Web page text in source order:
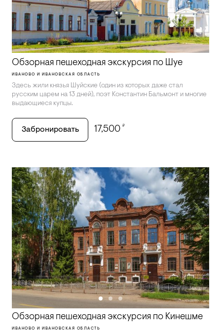
Обзорная пешеходная экскурсия по Шуе
ИВАНОВО И ИВАНОВСКАЯ ОБЛАСТЬ
Здесь жили князья Шуйские (один из которых даже стал
русским царем на 13 дней), поэт Константин Бальмонт и многие
выдающиеся купцы.
Забронировать 17,500 ₽
Обзорная пешеходная экскурсия по Кинешме
ИВАНОВО И ИВАНОВСКАЯ ОБЛАСТЬ